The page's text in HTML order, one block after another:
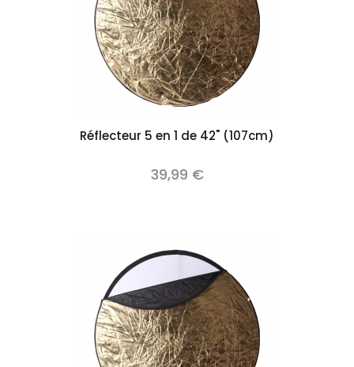
Réflecteur 5 en 1 de 42" (107cm)
39,99 €